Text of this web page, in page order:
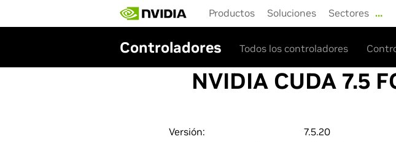
main
Productos Soluciones Sectores …
Controladores Todos los controladores
NVIDIA CUDA 7.5
Versión:
7.5.20